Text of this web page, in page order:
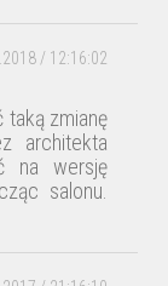
/ 12:16:02
taką zmianę
architekta
na wersję
salonu.